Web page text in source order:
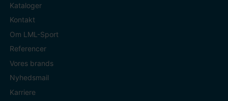
Kataloger
Kontakt
Om LML-Sport
Referencer
Vores brands
Nyhedsmail
Karriere